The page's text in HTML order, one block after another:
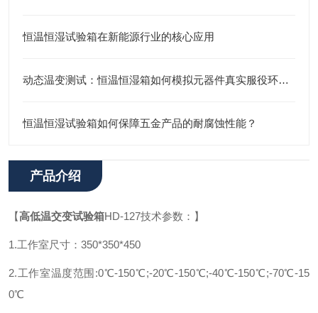
恒温恒湿试验箱在新能源行业的核心应用
动态温变测试：恒温恒湿箱如何模拟元器件真实服役环境？
恒温恒湿试验箱如何保障五金产品的耐腐蚀性能？
产品介绍
【高低温交变试验箱HD-127技术参数：】
1.工作室尺寸：350*350*450
2.工作室温度范围:0℃-150℃;-20℃-150℃;-40℃-150℃;-70℃-15
0℃